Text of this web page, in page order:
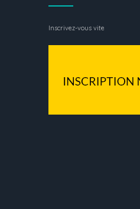
Inscrivez-vous vite